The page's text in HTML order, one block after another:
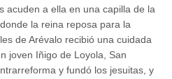
acuden a ella en una capilla de la
la reina reposa para la
de Arévalo recibió una cuidada
joven Iñigo de Loyola, San
y fundó los jesuitas, y